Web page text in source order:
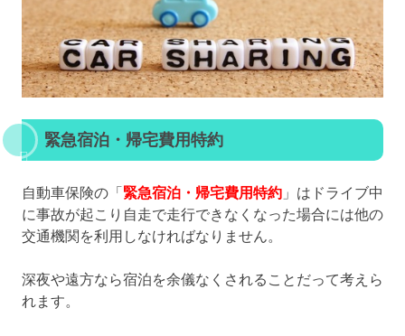
緊急宿泊・帰宅費用特約
自動車保険の「 緊急宿泊・帰宅費用特約 」はドライブ中
に事故が起こり自走で走行できなくなった場合には他の
交通機関を利用しなければなりません。
深夜や遠方なら宿泊を余儀なくされることだって考えら
れます。